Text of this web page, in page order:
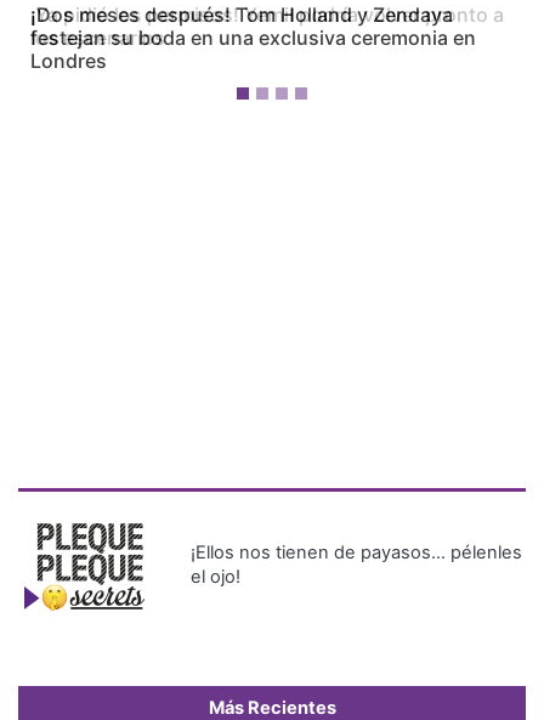
¡Dos meses después! Tom Holland y Zendaya
festejan su boda en una exclusiva ceremonia en
Londres
¡Ellos nos tienen de payasos… pélenles
el ojo!
Más Recientes